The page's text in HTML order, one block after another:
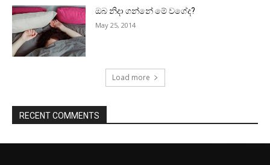
ඔබ නිදා ගන්නේ මේ වගේද?
May 25, 2014
Load more
RECENT COMMENTS